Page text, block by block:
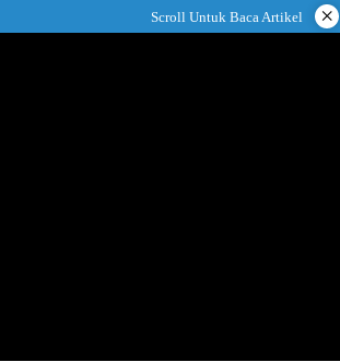
ke
Scroll Untuk Baca Artikel ×